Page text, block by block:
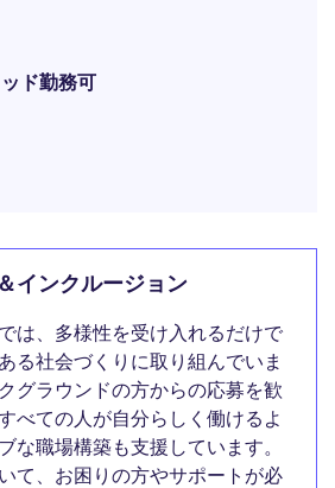
ド勤務可
インクルージョン
は、多様性を受け入れるだけで
る社会づくりに取り組んでいま
グラウンドの方からの応募を歓
べての人が自分らしく働けるよ
な職場構築も支援しています。
て、お困りの方やサポートが必